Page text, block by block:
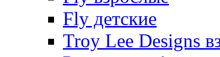
Fly детские
Troy Lee Designs